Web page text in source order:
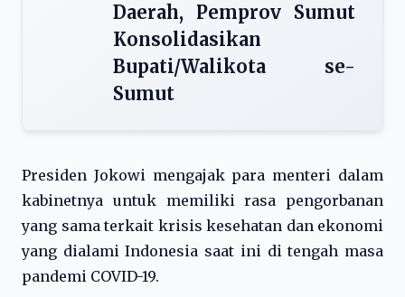
Daerah, Pemprov Sumut
Konsolidasikan
Bupati/Walikota se-
Sumut
Presiden Jokowi mengajak para menteri dalam
kabinetnya untuk memiliki rasa pengorbanan
yang sama terkait krisis kesehatan dan ekonomi
yang dialami Indonesia saat ini di tengah masa
pandemi COVID-19.